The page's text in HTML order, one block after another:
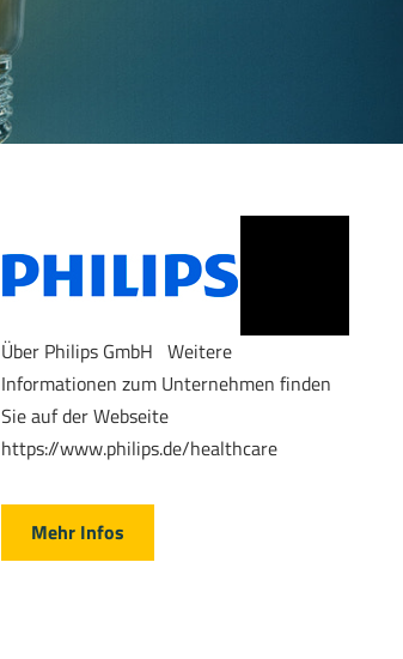
Über Philips GmbH Weitere
Informationen zum Unternehmen finden
Sie auf der Webseite
https://www.philips.de/healthcare
Mehr Infos